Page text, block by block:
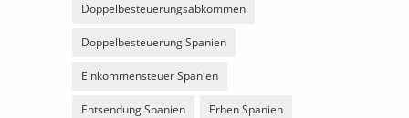
Doppelbesteuerungsabkommen
Doppelbesteuerung Spanien
Einkommensteuer Spanien
Entsendung Spanien Erben Spanien